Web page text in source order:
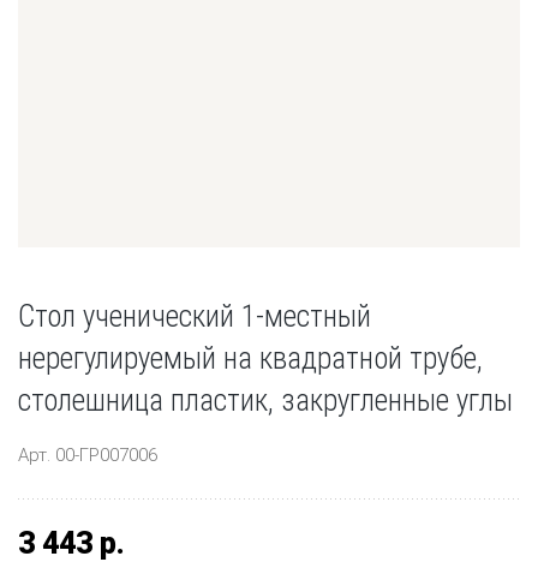
Стол ученический 1-местный
нерегулируемый на квадратной трубе,
столешница пластик, закругленные углы
Арт. 00-ГР007006
3 443 р.